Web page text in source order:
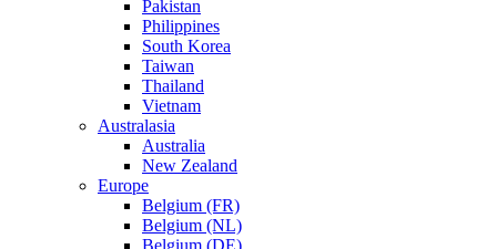
Pakistan
Philippines
South Korea
Taiwan
Thailand
Vietnam
Australasia
Australia
New Zealand
Europe
Belgium (FR)
Belgium (NL)